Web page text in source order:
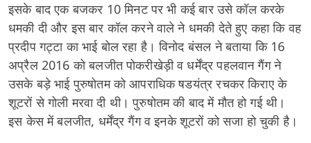
इसके बाद एक बजकर 10 मिनट पर भी कई बार उसे कॉल करके
धमकी दी और इस बार कॉल करने वाले ने धमकी देते हुए कहा कि वह
प्रदीप गट्टा का भाई बोल रहा है। विनोद बंसल ने बताया कि 16
अप्रैल 2016 को बलजीत पोकरीखेड़ी व धर्मेंद्र पहलवान गैंग ने
उसके बड़े भाई पुरुषोतम को आपराधिक षडयंत्र रचकर किराए के
शूटरों से गोली मरवा दी थी। पुरुषोतम की बाद में मौत हो गई थी।
इस केस में बलजीत, धर्मेंद्र गैंग व इनके शूटरों को सजा हो चुकी है।